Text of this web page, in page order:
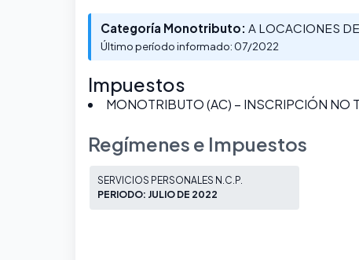
Categoría Monotributo: A LOCACIONES
Último período informado: 07/2022
Impuestos
MONOTRIBUTO (AC) – INSCRIPCIÓN NO
Regímenes e Impuestos
SERVICIOS PERSONALES N.C.P.
PERIODO: JULIO DE 2022